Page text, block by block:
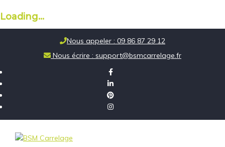
Loading...
Nous appeler : 09 86 87 29 12
Nous écrire : support@bsmcarrelage.fr